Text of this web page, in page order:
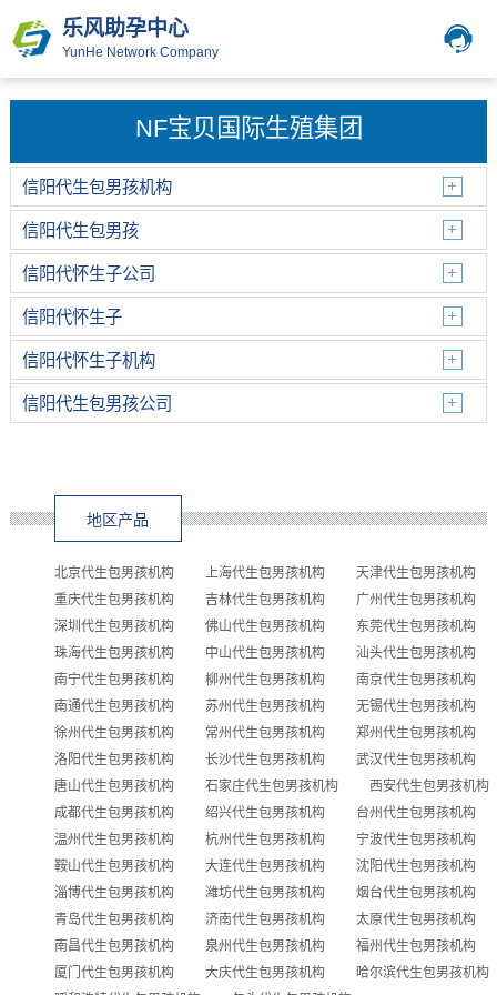
乐风助孕中心
YunHe Network Company
NF宝贝国际生殖集团
信阳代生包男孩机构
信阳代生包男孩
信阳代怀生子公司
信阳代怀生子
信阳代怀生子机构
信阳代生包男孩公司
地区产品
北京代生包男孩机构 上海代生包男孩机构
天津代生包男孩机构
重庆代生包男孩机构
吉林代生包男孩机构
广州代生包男孩机构
深圳代生包男孩机构
佛山代生包男孩机构
东莞代生包男孩机构
珠海代生包男孩机构
中山代生包男孩机构
汕头代生包男孩机构
南宁代生包男孩机构
柳州代生包男孩机构
南京代生包男孩机构
南通代生包男孩机构
苏州代生包男孩机构
无锡代生包男孩机构
徐州代生包男孩机构
常州代生包男孩机构
郑州代生包男孩机构
洛阳代生包男孩机构
长沙代生包男孩机构
武汉代生包男孩机构
唐山代生包男孩机构
石家庄代生包男孩机构
西安代生包男孩机构
成都代生包男孩机构
绍兴代生包男孩机构
台州代生包男孩机构
温州代生包男孩机构
杭州代生包男孩机构
宁波代生包男孩机构
鞍山代生包男孩机构
大连代生包男孩机构
沈阳代生包男孩机构
淄博代生包男孩机构
潍坊代生包男孩机构
烟台代生包男孩机构
青岛代生包男孩机构
济南代生包男孩机构
太原代生包男孩机构
南昌代生包男孩机构
泉州代生包男孩机构
福州代生包男孩机构
厦门代生包男孩机构
大庆代生包男孩机构
哈尔滨代生包男孩机构